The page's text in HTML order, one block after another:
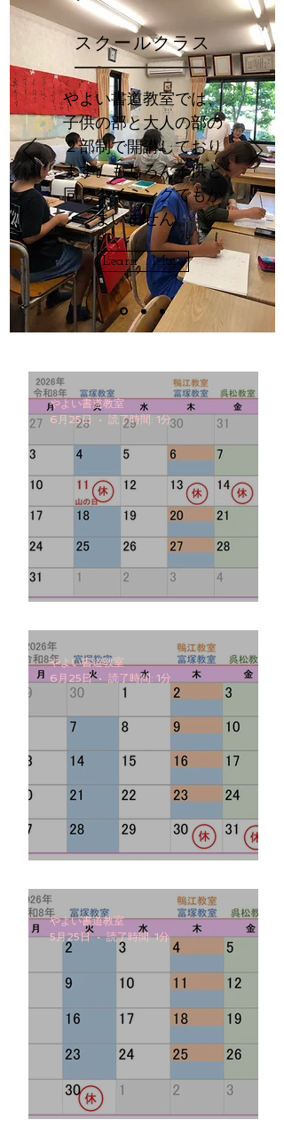
​スクールクラス
やよい書道教室では、
子供の部と大人の部の
２部制で開講しており
ます。もちろん子供と
同じタイミングでもか
まいません。
Learn More
やよい書道教室
6月25日
読了時間: 1分
やよい書道教室
6月25日
読了時間: 1分
やよい書道教室
5月25日
読了時間: 1分